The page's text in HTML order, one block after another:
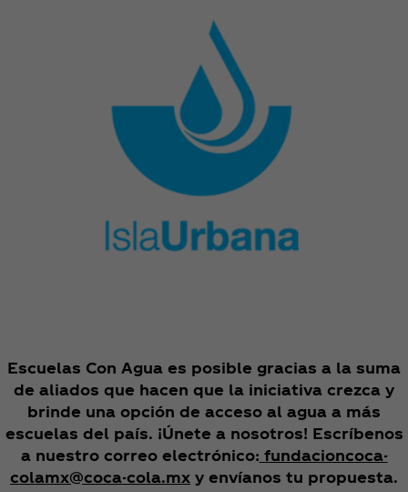
Escuelas Con Agua es posible gracias a la suma
de aliados que hacen que la iniciativa crezca y
brinde una opción de acceso al agua a más
escuelas del país. ¡Únete a nosotros! Escríbenos
a nuestro correo electrónico: fundacioncoca-
colamx@coca-cola.mx y envíanos tu propuesta.